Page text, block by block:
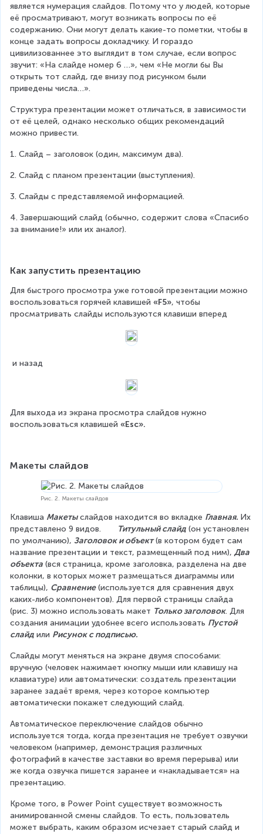
является нумерация слайдов. Потому что у людей, которые
её просматривают, могут возникать вопросы по её
содержанию. Они могут делать какие-то пометки, чтобы в
конце задать вопросы докладчику. И гораздо
цивилизованнее это выглядит в том случае, если вопрос
звучит: «На слайде номер 6 …», чем «Не могли бы Вы
открыть тот слайд, где внизу под рисунком были
приведены числа…».
Структура презентации может отличаться, в зависимости
от её целей, однако несколько общих рекомендаций
можно привести.
1. Слайд – заголовок (один, максимум два).
2. Слайд с планом презентации (выступления).
3. Слайды с представляемой информацией.
4. Завершающий слайд (обычно, содержит слова «Спасибо
за внимание!» или их аналог).
Как запустить презентацию
Для быстрого просмотра уже готовой презентации можно
воспользоваться горячей клавишей «F5», чтобы
просматривать слайды используются клавиши вперед
и назад
Для выхода из экрана просмотра слайдов нужно
воспользоваться клавишей «Esc».
Макеты слайдов
Рис. 2. Макеты слайдов
Клавиша Макеты слайдов находится во вкладке Главная. Их
представлено 9 видов.
Титульный слайд (он установлен
по умолчанию), Заголовок и объект (в котором будет сам
название презентации и текст, размещенный под ним), Два
объекта (вся страница, кроме заголовка, разделена на две
колонки, в которых может размещаться диаграммы или
таблицы), Сравнение (используется для сравнения двух
каких-либо компонентов). Для первой страницы слайда
(рис. 3) можно использовать макет Только заголовок. Для
создания анимации удобнее всего использовать Пустой
слайд или Рисунок с подписью.
Слайды могут меняться на экране двумя способами:
вручную (человек нажимает кнопку мыши или клавишу на
клавиатуре) или автоматически: создатель презентации
заранее задаёт время, через которое компьютер
автоматически покажет следующий слайд.
Автоматическое переключение слайдов обычно
используется тогда, когда презентация не требует озвучки
человеком (например, демонстрация различных
фотографий в качестве заставки во время перерыва) или
же когда озвучка пишется заранее и «накладывается» на
презентацию.
Кроме того, в Power Point существует возможность
анимированной смены слайдов. То есть, пользователь
может выбрать, каким образом исчезает старый слайд и